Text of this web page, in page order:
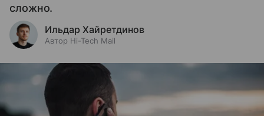
сложно.
Ильдар Хайретдинов
Автор Hi-Tech Mail